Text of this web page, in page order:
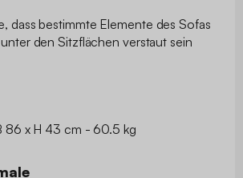
dass bestimmte Elemente des Sofas
den Sitzflächen verstaut sein
86 x H 43 cm - 60.5 kg